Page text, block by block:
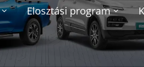
Elosztási program